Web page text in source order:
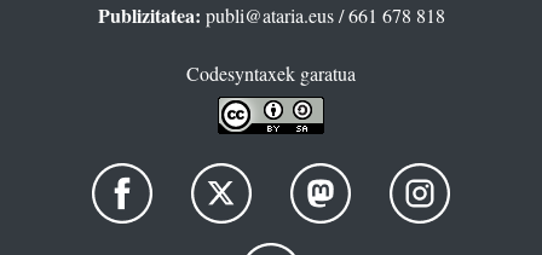
Publizitatea: publi@ataria.eus/ 661 678 818
Codesyntaxek garatua